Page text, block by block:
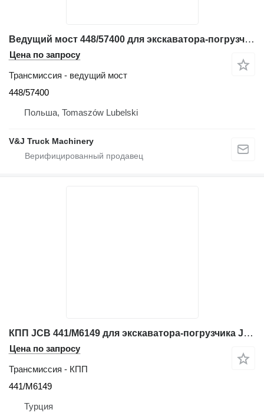
Ведущий мост 448/57400 для экскаватора-погрузчика JCB 3CX, 3DX
Цена по запросу
Трансмиссия - ведущий мост
448/57400
Польша, Tomaszów Lubelski
V&J Truck Machinery
КПП JCB 441/M6149 для экскаватора-погрузчика JCB 3CX
Цена по запросу
Трансмиссия - КПП
441/M6149
Турция